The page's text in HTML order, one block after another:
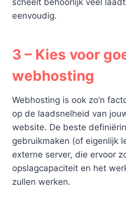
scheelt behoorlijk veel
eenvoudig.
3 – Kies voor
webhosting
Webhosting is ook zo’n
op de laadsnelheid van
website. De beste
gebruikmaken (of eigenlijk
externe server, die ervoor
opslagcapaciteit en het
zullen werken.